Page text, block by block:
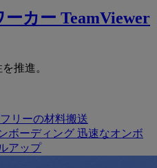
ーカー TeamViewer
推進。
リーの材料搬送
ボーディング 迅速なオンボ
アップ